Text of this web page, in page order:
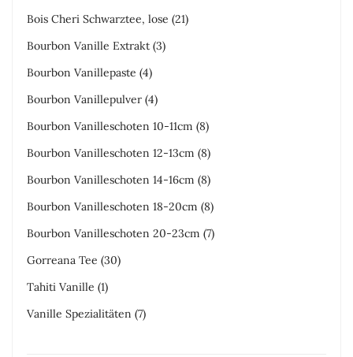
Bois Cheri Schwarztee, lose (21)
Bourbon Vanille Extrakt (3)
Bourbon Vanillepaste (4)
Bourbon Vanillepulver (4)
Bourbon Vanilleschoten 10-11cm (8)
Bourbon Vanilleschoten 12-13cm (8)
Bourbon Vanilleschoten 14-16cm (8)
Bourbon Vanilleschoten 18-20cm (8)
Bourbon Vanilleschoten 20-23cm (7)
Gorreana Tee (30)
Tahiti Vanille (1)
Vanille Spezialitäten (7)